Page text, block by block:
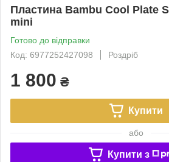
Пластина Bambu Cool Plate
mini
Готово до відправки
Код: 6977252427098
Роздріб
1 800 ₴
Купити
або
Купити з